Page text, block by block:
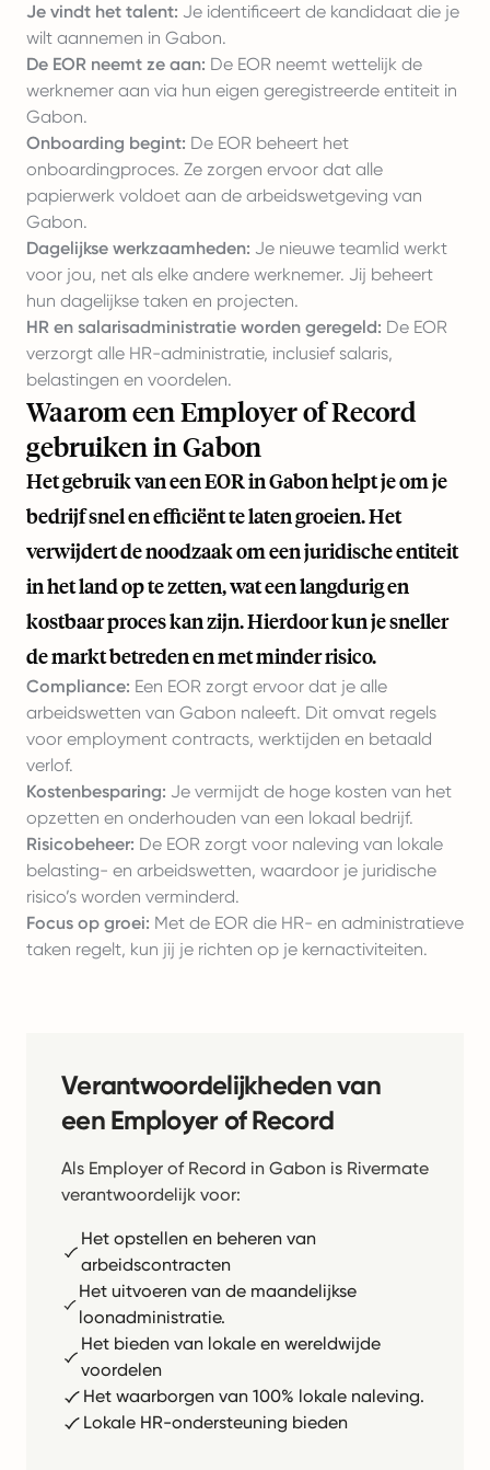
Je vindt het talent: Je identificeert de kandidaat die je
wilt aannemen in Gabon.
De EOR neemt ze aan: De EOR neemt wettelijk de
werknemer aan via hun eigen geregistreerde entiteit in
Gabon.
Onboarding begint: De EOR beheert het
onboardingproces. Ze zorgen ervoor dat alle
papierwerk voldoet aan de arbeidswetgeving van
Gabon.
Dagelijkse werkzaamheden: Je nieuwe teamlid werkt
voor jou, net als elke andere werknemer. Jij beheert
hun dagelijkse taken en projecten.
HR en salarisadministratie worden geregeld: De EOR
verzorgt alle HR-administratie, inclusief salaris,
belastingen en voordelen.
Waarom een Employer of Record
gebruiken in Gabon
Het gebruik van een EOR in Gabon helpt je om je
bedrijf snel en efficiënt te laten groeien. Het
verwijdert de noodzaak om een juridische entiteit
in het land op te zetten, wat een langdurig en
kostbaar proces kan zijn. Hierdoor kun je sneller
de markt betreden en met minder risico.
Compliance: Een EOR zorgt ervoor dat je alle
arbeidswetten van Gabon naleeft. Dit omvat regels
voor employment contracts, werktijden en betaald
verlof.
Kostenbesparing: Je vermijdt de hoge kosten van het
opzetten en onderhouden van een lokaal bedrijf.
Risicobeheer: De EOR zorgt voor naleving van lokale
belasting- en arbeidswetten, waardoor je juridische
risico’s worden verminderd.
Focus op groei: Met de EOR die HR- en administratieve
taken regelt, kun jij je richten op je kernactiviteiten.
Verantwoordelijkheden van
een Employer of Record
Als Employer of Record in Gabon is Rivermate
verantwoordelijk voor:
Het opstellen en beheren van
arbeidscontracten
Het uitvoeren van de maandelijkse
loonadministratie.
Het bieden van lokale en wereldwijde
voordelen
Het waarborgen van 100% lokale naleving.
Lokale HR-ondersteuning bieden